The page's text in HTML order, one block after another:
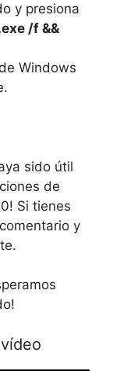
y presiona
/f &&
Windows
sido útil
de
Si tienes
y